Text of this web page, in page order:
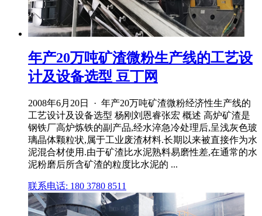
年产20万吨矿渣微粉生产线的工艺设
计及设备选型 豆丁网
2008年6月20日 · 年产20万吨矿渣微粉经济性生产线的
工艺设计及设备选型 杨刚刘恩睿张宏 概述 高炉矿渣是
钢铁厂高炉炼铁的副产品,经水淬急冷处理后,呈浅灰色玻
璃晶体颗粒状,属于工业废渣材料.长期以来被直接作为水
泥混合材使用.由于矿渣比水泥熟料易磨性差,在通常的水
泥粉磨后所含矿渣的粒度比水泥的 ...
联系电话: 180 3780 8511